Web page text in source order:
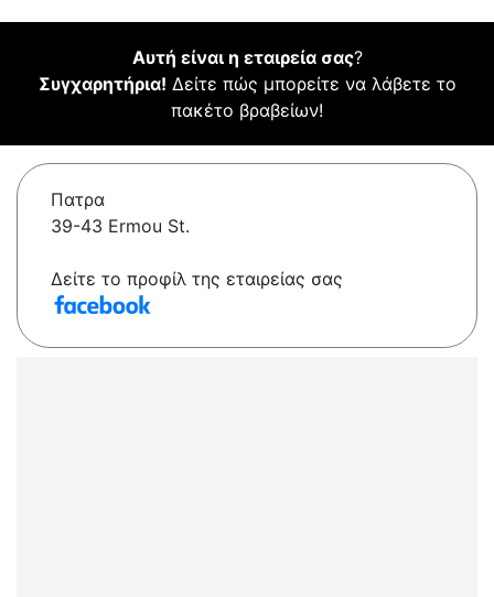
Αυτή είναι η εταιρεία σας?
Συγχαρητήρια! Δείτε πώς μπορείτε να λάβετε το
πακέτο βραβείων!
Πατρα
39-43 Ermou St.
Δείτε το προφίλ της εταιρείας σας